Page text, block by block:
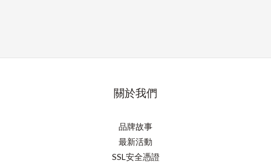
關於我們
品牌故事
最新活動
SSL安全憑證